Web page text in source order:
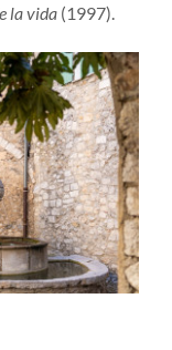
la vida (1997).